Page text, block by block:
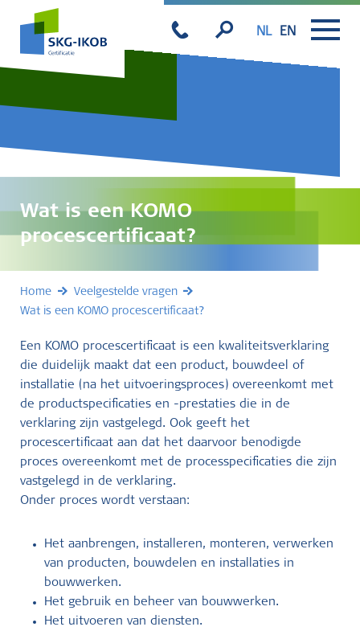
NL EN
Wat is een KOMO
procescertificaat?
Home
Veelgestelde vragen
Wat is een KOMO procescertificaat?
Een KOMO procescertificaat is een kwaliteitsverklaring
die duidelijk maakt dat een product, bouwdeel of
installatie (na het uitvoeringsproces) overeenkomt met
de productspecificaties en -prestaties die in de
verklaring zijn vastgelegd. Ook geeft het
procescertificaat aan dat het daarvoor benodigde
proces overeenkomt met de processpecificaties die zijn
vastgelegd in de verklaring.
Onder proces wordt verstaan:
Het aanbrengen, installeren, monteren, verwerken
van producten, bouwdelen en installaties in
bouwwerken.
Het gebruik en beheer van bouwwerken.
Het uitvoeren van diensten.